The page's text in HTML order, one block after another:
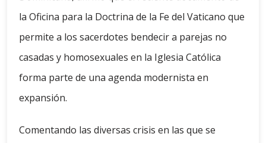
la Oficina para la Doctrina de la Fe del Vaticano que
permite a los sacerdotes bendecir a parejas no
casadas y homosexuales en la Iglesia Católica
forma parte de una agenda modernista en
expansión.
Comentando las diversas crisis en las que se